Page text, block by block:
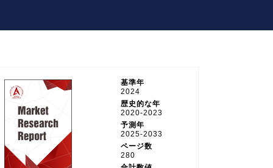
基準年
2024
歴史的な年
2020-2023
予測年
2025-2033
ページ数
280